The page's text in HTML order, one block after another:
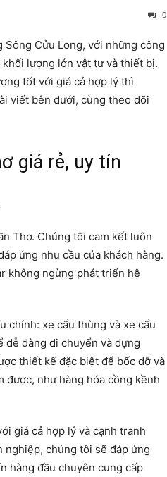
0
Cửu Long, với những công
lượng lớn vật tư và thiết bị.
tốt với giá cả hợp lý thì
viết bên dưới, cùng theo dõi
giá rẻ, uy tín
Thơ. Chúng tôi cam kết luôn
ứng nhu cầu của khách hàng.
không ngừng phát triển hệ
chính: xe cẩu thùng và xe cẩu
dễ dàng di chuyển và dựng
thiết kế đặc biệt để bốc dỡ và
được, như hàng hóa cồng kềnh
giá cả hợp lý và cạnh tranh
nghiệp, chúng tôi sẽ đáp ứng
hàng đầu chuyên cung cấp